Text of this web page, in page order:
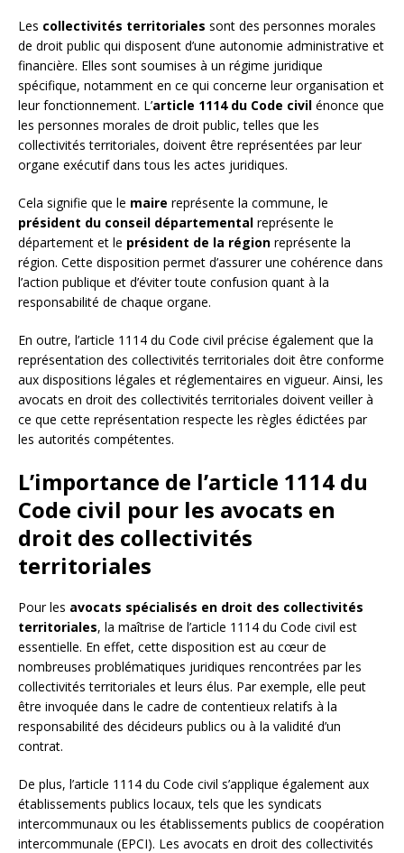
Les collectivités territoriales sont des personnes morales
de droit public qui disposent d’une autonomie administrative et
financière. Elles sont soumises à un régime juridique
spécifique, notamment en ce qui concerne leur organisation et
leur fonctionnement. L’article 1114 du Code civil énonce que
les personnes morales de droit public, telles que les
collectivités territoriales, doivent être représentées par leur
organe exécutif dans tous les actes juridiques.
Cela signifie que le maire représente la commune, le
président du conseil départemental représente le
département et le président de la région représente la
région. Cette disposition permet d’assurer une cohérence dans
l’action publique et d’éviter toute confusion quant à la
responsabilité de chaque organe.
En outre, l’article 1114 du Code civil précise également que la
représentation des collectivités territoriales doit être conforme
aux dispositions légales et réglementaires en vigueur. Ainsi, les
avocats en droit des collectivités territoriales doivent veiller à
ce que cette représentation respecte les règles édictées par
les autorités compétentes.
L’importance de l’article 1114 du
Code civil pour les avocats en
droit des collectivités
territoriales
Pour les avocats spécialisés en droit des collectivités
territoriales, la maîtrise de l’article 1114 du Code civil est
essentielle. En effet, cette disposition est au cœur de
nombreuses problématiques juridiques rencontrées par les
collectivités territoriales et leurs élus. Par exemple, elle peut
être invoquée dans le cadre de contentieux relatifs à la
responsabilité des décideurs publics ou à la validité d’un
contrat.
De plus, l’article 1114 du Code civil s’applique également aux
établissements publics locaux, tels que les syndicats
intercommunaux ou les établissements publics de coopération
intercommunale (EPCI). Les avocats en droit des collectivités